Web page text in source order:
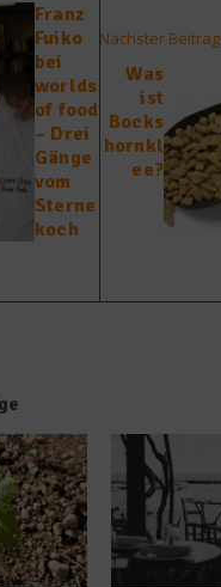
Franz
Fuiko
bei
worlds
of food
– Drei
Gänge
vom
Sterne
koch
Nächster Beitrag
Was
ist
Bocks
hornkl
ee?